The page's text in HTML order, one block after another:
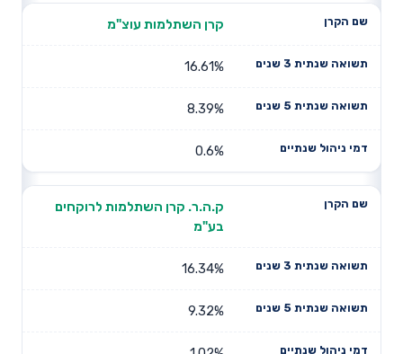
קרן השתלמות עוצ"מ
16.61%
8.39%
0.6%
ק.ה.ר. קרן השתלמות לרוקחים
בע"מ
16.34%
9.32%